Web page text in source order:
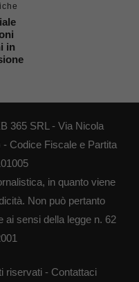
in
365 SRL - Via Nicola
Codice Fiscale e Partita
in quanto viene
Non può pertanto
ai sensi della legge n. 62
riservati - Contattaci